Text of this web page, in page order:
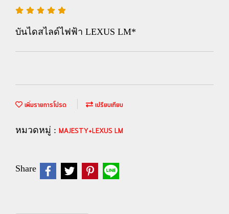
บันไดสไลด์ไฟฟ้า LEXUS LM*
เพิ่มรายการโปรด เปรียบเทียบ
หมวดหมู่ : MAJESTY+LEXUS LM
Share